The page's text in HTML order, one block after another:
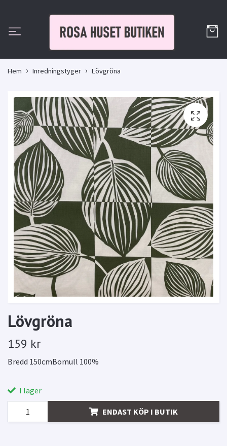
Hem Inredningstyger Lövgröna
Lövgröna
159 kr
Bredd 150cmBomull 100%
I lager
ENDAST KÖP I BUTIK